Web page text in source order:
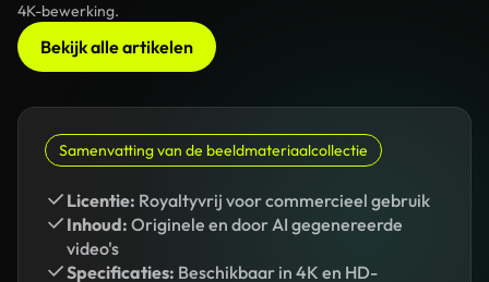
4K-bewerking.
Bekijk alle artikelen
Samenvatting van de beeldmateriaalcollectie
Licentie: Royaltyvrij voor commercieel gebruik
Inhoud: Originele en door AI gegenereerde
video's
Specificaties: Beschikbaar in 4K en HD-